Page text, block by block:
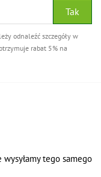
odnaleźć szczegóły w
rabat 5% na
tego samego